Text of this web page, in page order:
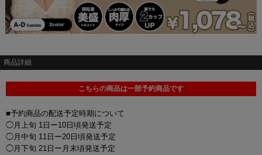
商品詳細
こちらの商品は一部予約商品です
■予約商品の配送予定時期について
◯月上旬 1日ー10日頃発送予定
◯月中旬 11日ー20日頃発送予定
◯月下旬 21日ー月末頃発送予定